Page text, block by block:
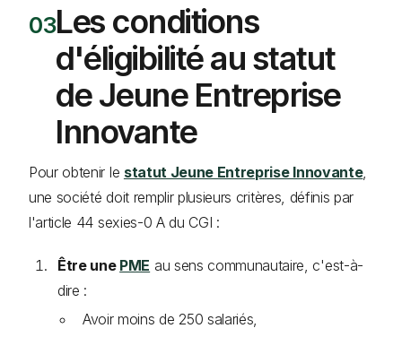
Les conditions
d'éligibilité au statut
de Jeune Entreprise
Innovante
Pour obtenir le statut Jeune Entreprise Innovante,
une société doit remplir plusieurs critères, définis par
l'article 44 sexies-0 A du CGI :
Être une PME au sens communautaire, c'est-à-
dire :
Avoir moins de 250 salariés,